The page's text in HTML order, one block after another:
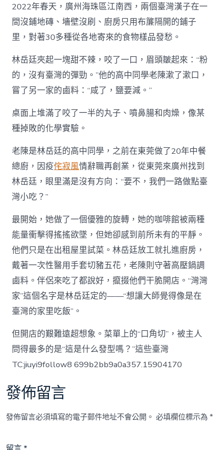
2022年春天，廣州海珠區江南西，兩個臺灣漢子在一
間沒鋪地磚、墻壁沒刷、廚房只用布簾隔開的鋪子
里，對著30多種從各地寄來的食物樣品發愁。
林岳廷夾起一塊甜不辣，咬了一口，眉頭皺起來：“粉
的，沒有臺灣的彈勁。”他的高中同學老陳漱了漱口，
嘗了另一家的鹵料：“咸了，鹽要減。”
桌面上堆滿了咬了一半的丸子、噴鼻腸和肉燥，像某
種掉敗的化學實驗。
老陳是林岳廷的高中同學，之前在東莞做了20年中餐
總廚，因疫侘寂風情辭職再創業，從東莞來廣州找到
林岳廷，眼里滿是沒有方向：“要不，我們一路做點臺
灣小吃？”
最開始，她做了一個優雅的旋轉，她的咖啡館被兩種
能量衝擊得搖搖欲墜，但她卻感到前所未有的平靜。
他們只是在出租屋里試菜。林岳廷放工就扎進廚房，
戴著一次性醫用手套切豬五花，老陳則守著高壓鍋調
鹵料。伴侶來吃了都說好，攛掇他們干脆開店。“灣灣
家”這個名字是林岳廷定的——“想讓大師覺得像是在
臺灣的家里吃飯”。
但開店的艱難遠超想象。菜單上的“口角切”，被主人
問得最多的是“這是什么發型嗎？”這些臺灣
TC:jiuyi9follow8 699b2bb9a0a357.15904170
發佈留言
發佈留言必須填寫的電子郵件地址不會公開。 必填欄位標示為*